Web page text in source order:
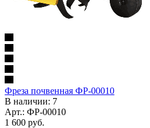
Фреза почвенная ФР-00010
В наличии: 7
Арт.: ФР-00010
1 600 руб.